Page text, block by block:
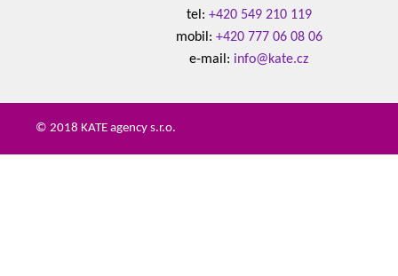
tel: +420 549 210 119
mobil: +420 777 06 08 06
e-mail: info@kate.cz
© 2018 KATE agency s.r.o.